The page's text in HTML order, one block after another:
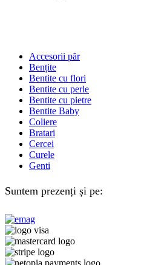
Accesorii păr
Bențite
Bentite cu flori
Bentite cu perle
Bentite cu pietre
Bentite Baby
Coliere
Bratari
Cercei
Curele
Genti
Suntem prezenți și pe: